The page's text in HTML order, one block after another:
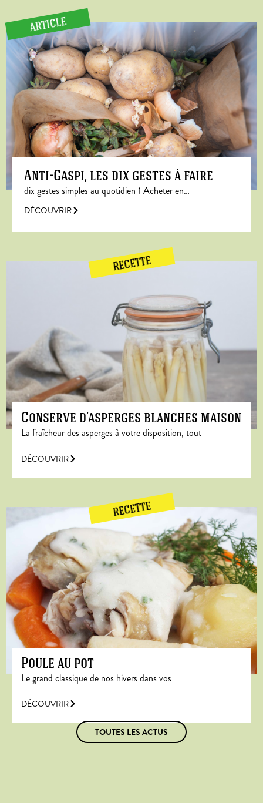
ARTICLE
Anti-Gaspi, les dix gestes à faire
dix gestes simples au quotidien 1 Acheter en…
DÉCOUVRIR
RECETTE
Conserve d’asperges blanches maison
La fraîcheur des asperges à votre disposition, tout
DÉCOUVRIR
RECETTE
Poule au pot
Le grand classique de nos hivers dans vos
DÉCOUVRIR
TOUTES LES ACTUS